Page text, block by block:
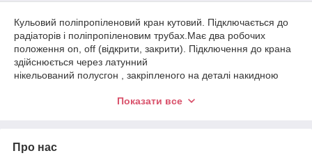
Кульовий поліпропіленовий кран кутовий. Підключається до
радіаторів і поліпропіленовим трубах.Має два робочих
положення on, off (відкрити, закрити). Підключення до крана
здійснюється через латунний
нікельований полусгон , закріпленого на деталі накидною
універсальний, придатний для питної води, не надаючи їй
Показати все
Про нас